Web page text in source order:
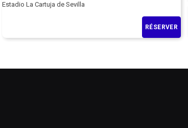
Estadio La Cartuja de Sevilla
RÉSERVER